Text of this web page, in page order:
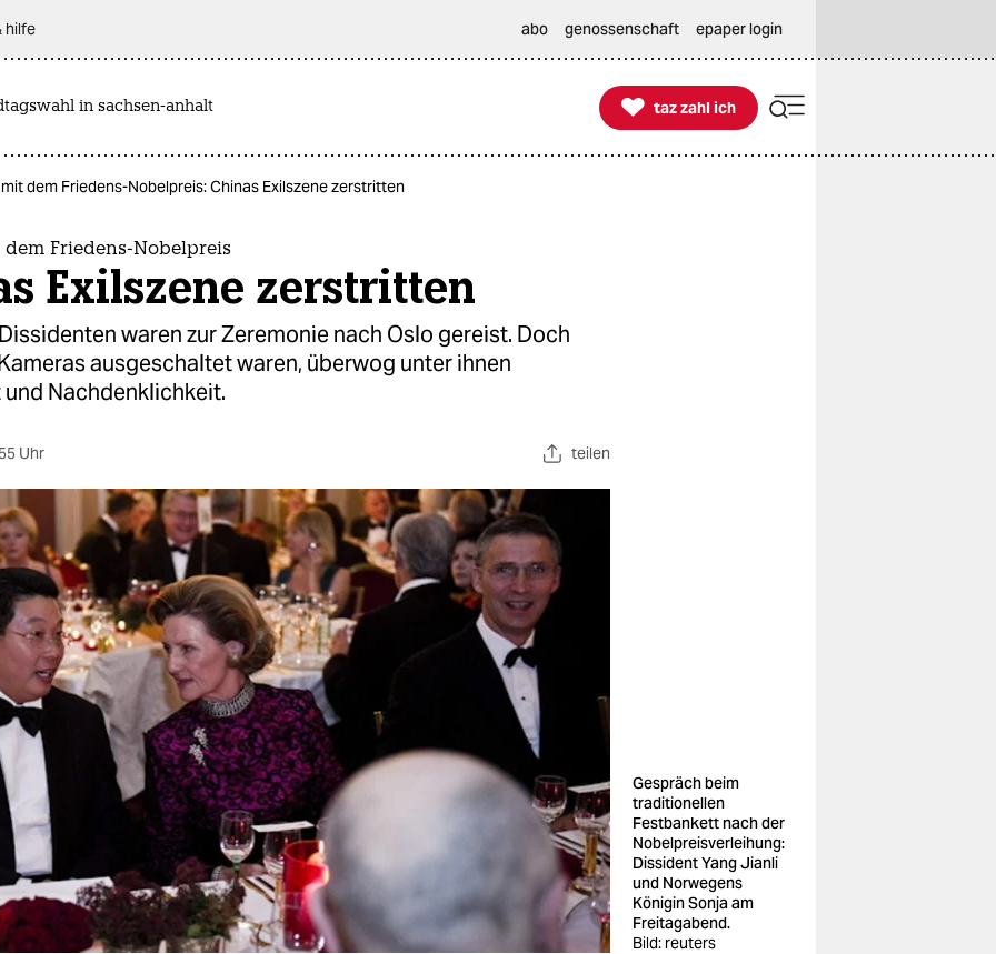
hilfe abo genossenschaft epaper login
in sachsen-anhalt 
taz zahl ich
taz zahl ich
dem Friedens-Nobelpreis: Chinas Exilszene zerstritten
Friedens-Nobelpreis
Exilszene zerstritten
waren zur Zeremonie nach Oslo gereist. Doch
ausgeschaltet waren, überwog unter ihnen
und Nachdenklichkeit.
Uhr teilen
Gespräch beim
traditionellen
Festbankett nach der
Nobelpreisverleihung:
Dissident Yang Jianli
und Norwegens
Königin Sonja am
Freitagabend.
Bild: reuters